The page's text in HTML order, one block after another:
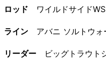
ロッド ワイルドサイド
ライン アバニ ソルトウォ
リーダー ビッグトラウト